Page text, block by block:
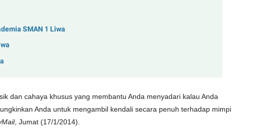
SMAN 1 Liwa
dan cahaya khusus yang membantu Anda menyadari kalau Anda
Anda untuk mengambil kendali secara penuh terhadap mimpi
, Jumat (17/1/2014).